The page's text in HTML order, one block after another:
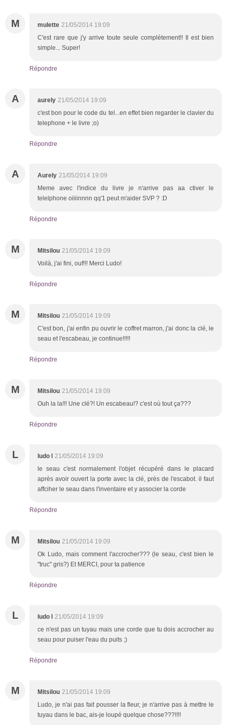
M mulette 21/05/2014 19:09
C'est rare que j'y arrive toute seule complètement!! Il est bien
simple... Super!
Répondre
A aurely 21/05/2014 19:09
c'est bon pour le code du tel...en effet bien regarder le clavier du
telephone + le livre ;o)
Répondre
A Aurely 21/05/2014 19:09
Meme avec l'indice du livre je n'arrive pas aa ctiver le
telelphone oiiiinnnn qq'1 peut m'aider SVP ? :D
Répondre
M Mitsilou 21/05/2014 19:09
Voilà, j'ai fini, ouf!!! Merci Ludo!
Répondre
M Mitsilou 21/05/2014 19:09
C'est bon, j'ai enfin pu ouvrir le coffret marron, j'ai donc la clé, le
seau et l'escabeau, je continue!!!!!
Répondre
M Mitsilou 21/05/2014 19:09
Ouh la la!!! Une clé?! Un escabeau!? c'est où tout ça???
Répondre
L ludo l 21/05/2014 19:09
le seau c'est normalement l'objet récupéré dans le placard
après avoir ouvert la porte avec la clé, près de l'escabot. il faut
affciher le seau dans l'inventaire et y associer la corde
Répondre
M Mitsilou 21/05/2014 19:09
Ok Ludo, mais comment l'accrocher??? (le seau, c'est bien le
"truc" gris?) Et MERCI, pour ta patience
Répondre
L ludo l 21/05/2014 19:09
ce n'est pas un tuyau mais une corde que tu dois accrocher au
seau pour puiser l'eau du puits ;)
Répondre
M Mitsilou 21/05/2014 19:09
Ludo, je n'ai pas fait pousser la fleur, je n'arrive pas à mettre le
tuyau dans le bac, ais-je loupé quelque chose???!!!!